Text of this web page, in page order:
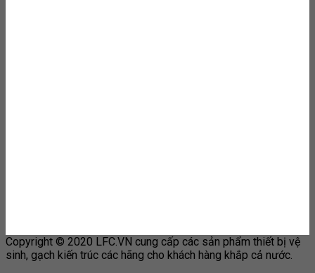
Copyright © 2020 LFC.VN cung cấp các sản phẩm thiết bị vệ
sinh, gạch kiến trúc các hãng cho khách hàng khắp cả nước.